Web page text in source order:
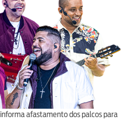
afastamento dos palcos para